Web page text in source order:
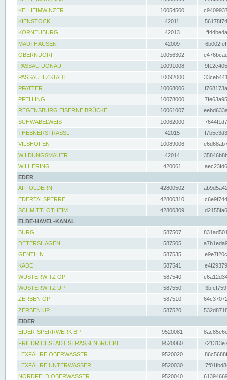
KELHEIMWINZER
10054500
KIENSTOCK
42011
KORNEUBURG
42013
MAUTHAUSEN
42009
OBERNDORF
10056302
PASSAU DONAU
10091008
PASSAU ILZSTADT
10092000
PFATTER
10068006
PFELLING
10078000
REGENSBURG EISERNE BRÜCKE
10061007
SCHWABELWEIS
10062000
THEBNERSTRASSL
42015
VILSHOFEN
10089006
WILDUNGSMAUER
42014
WILHERING
420061
EDER
AFFOLDERN
42800502
EDERTALSPERRE
42800310
SCHMITTLOTHEIM
42800309
ELBE-HAVEL-KANAL
BURG
587507
DETERSHAGEN
587505
GENTHIN
587535
KADE
587541
WUSTERWITZ OP
587540
WUSTERWITZ UP
587550
ZERBEN OP
587510
ZERBEN UP
587520
EIDER
EIDER-SPERRWERK BP
9520081
FRIEDRICHSTADT STRASSENBRÜCKE
9520060
LEXFÄHRE OBERWASSER
9520020
LEXFÄHRE UNTERWASSER
9520030
NORDFELD OBERWASSER
9520040